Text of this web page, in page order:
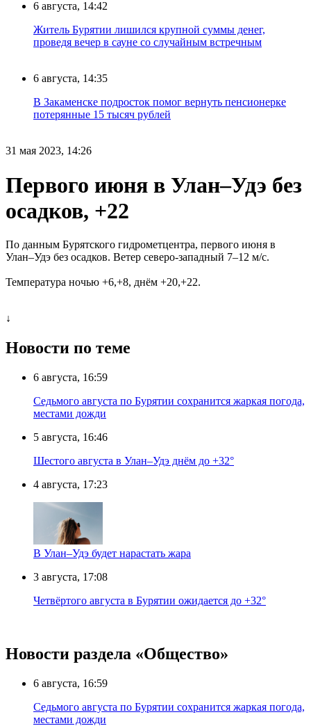
6 августа, 14:42
Житель Бурятии лишился крупной суммы денег,
проведя вечер в сауне со случайным встречным
6 августа, 14:35
В Закаменске подросток помог вернуть пенсионерке
потерянные 15 тысяч рублей
31 мая 2023, 14:26
Первого июня в Улан–Удэ без
осадков, +22
По данным Бурятского гидрометцентра, первого июня в
Улан–Удэ без осадков. Ветер северо-западный 7–12 м/с.
Температура ночью +6,+8, днём +20,+22.
↓
Новости по теме
6 августа, 16:59
Седьмого августа по Бурятии сохранится жаркая погода,
местами дожди
5 августа, 16:46
Шестого августа в Улан–Удэ днём до +32°
4 августа, 17:23
В Улан–Удэ будет нарастать жара
3 августа, 17:08
Четвёртого августа в Бурятии ожидается до +32°
Новости раздела «Общество»
6 августа, 16:59
Седьмого августа по Бурятии сохранится жаркая погода,
местами дожди